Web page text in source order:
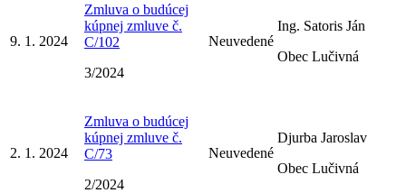
9. 1. 2024
Zmluva o budúcej
kúpnej zmluve č.
C/102
3/2024
Neuvedené
Ing. Satoris Ján
Obec Lučivná
2. 1. 2024
Zmluva o budúcej
kúpnej zmluve č.
C/73
2/2024
Neuvedené
Djurba Jaroslav
Obec Lučivná